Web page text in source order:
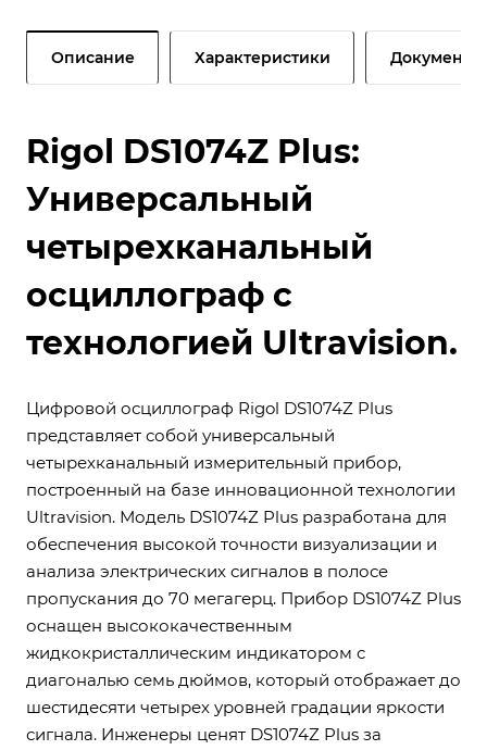
Описание Характеристики Документы
Rigol DS1074Z Plus:
Универсальный
четырехканальный
осциллограф с
технологией Ultravision.
Цифровой осциллограф Rigol DS1074Z Plus
представляет собой универсальный
четырехканальный измерительный прибор,
построенный на базе инновационной технологии
Ultravision. Модель DS1074Z Plus разработана для
обеспечения высокой точности визуализации и
анализа электрических сигналов в полосе
пропускания до 70 мегагерц. Прибор DS1074Z Plus
оснащен высококачественным
жидкокристаллическим индикатором с
диагональю семь дюймов, который отображает до
шестидесяти четырех уровней градации яркости
сигнала. Инженеры ценят DS1074Z Plus за